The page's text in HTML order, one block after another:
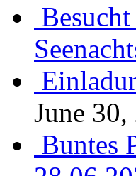
June 30,
Buntes